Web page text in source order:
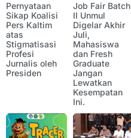
Pernyataan
Sikap Koalisi
Pers Kaltim
atas
Stigmatisasi
Profesi
Jurnalis oleh
Presiden
Job Fair Batch
II Unmul
Digelar Akhir
Juli,
Mahasiswa
dan Fresh
Graduate
Jangan
Lewatkan
Kesempatan
Ini.